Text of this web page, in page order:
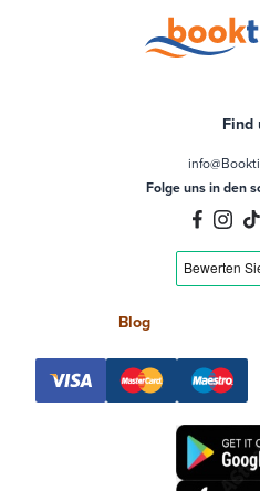
Find
Folge uns in den
Blog